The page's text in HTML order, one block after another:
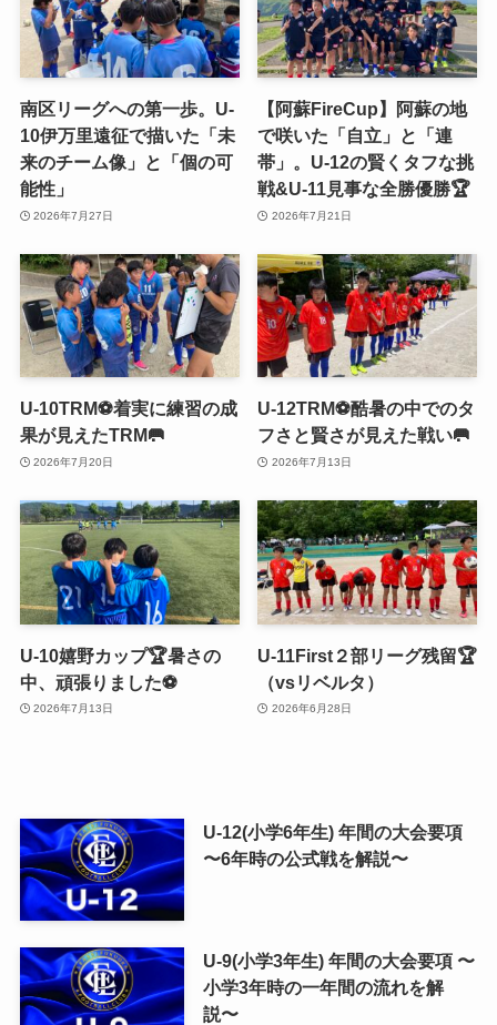
南区リーグへの第一歩。U-
10伊万里遠征で描いた「未
来のチーム像」と「個の可
能性」
2026年7月27日
【阿蘇FireCup】阿蘇の地
で咲いた「自立」と「連
帯」。U-12の賢くタフな挑
戦&U-11見事な全勝優勝🏆
2026年7月21日
U-10TRM⚽️着実に練習の成
果が見えたTRM🥅
2026年7月20日
U-12TRM⚽️酷暑の中でのタ
フさと賢さが見えた戦い🥅
2026年7月13日
U-10嬉野カップ🏆暑さの
中、頑張りました⚽️
2026年7月13日
U-11First２部リーグ残留🏆
（vsリベルタ）
2026年6月28日
U-12(小学6年生) 年間の大会要項
〜6年時の公式戦を解説〜
U-9(小学3年生) 年間の大会要項 〜
小学3年時の一年間の流れを解
説〜